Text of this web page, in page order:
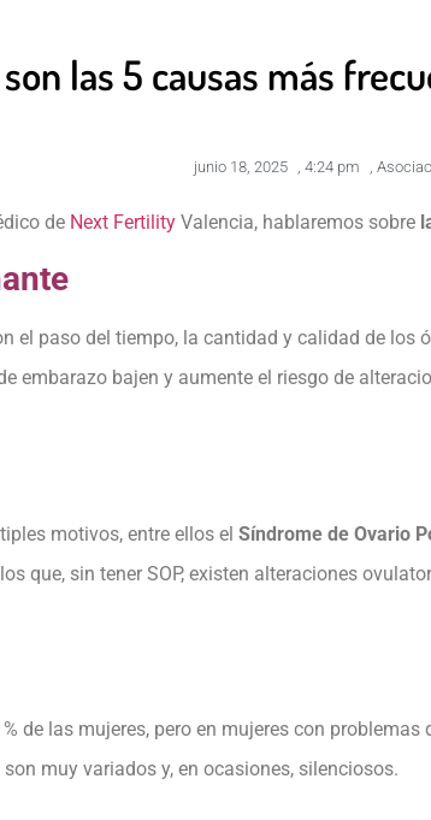
son las 5 causas más
junio 18, 2025 , 4:24 pm ,
de Next Fertility Valencia, hablaremos sobre
el paso del tiempo, la cantidad y calidad de
embarazo bajen y aumente el riesgo de
motivos, entre ellos el Síndrome de Ovario
que, sin tener SOP, existen alteraciones
de las mujeres, pero en mujeres con
muy variados y, en ocasiones, silenciosos.